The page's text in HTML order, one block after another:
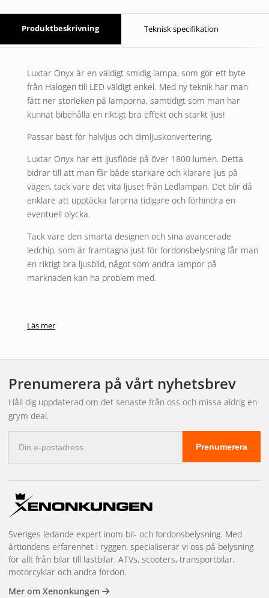
Produktbeskrivning Teknisk specifikation
Luxtar Onyx är en väldigt smidig lampa, som gör ett byte
från Halogen till LED väldigt enkel. Med ny teknik har man
fått ner storleken på lamporna, samtidigt som man har
kunnat bibehålla en riktigt bra effekt och starkt ljus!
Passar bäst för halvljus och dimljuskonvertering.
Luxtar Onyx har ett ljusflöde på över 1800 lumen. Detta
bidrar till att man får både starkare och klarare ljus på
vägen, tack vare det vita ljuset från Ledlampan. Det blir då
enklare att upptäcka farorna tidigare och förhindra en
eventuell olycka.
Tack vare den smarta designen och sina avancerade
ledchip, som är framtagna just för fordonsbelysning får man
en riktigt bra ljusbild, något som andra lampor på
marknaden kan ha problem med.
Läs mer
Prenumerera på vårt nyhetsbrev
Håll dig uppdaterad om det senaste från oss och missa aldrig en
grym deal.
postadress
Prenumerera
Sveriges ledande expert inom bil- och fordonsbelysning. Med
årtiondens erfarenhet i ryggen, specialiserar vi oss på belysning
för allt från bilar till lastbilar, ATVs, scooters, transportbilar,
motorcyklar och andra fordon.
Mer om Xenonkungen